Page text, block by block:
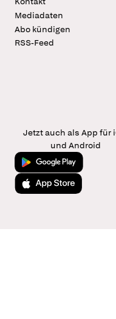
Mediadaten
Abo kündigen
RSS-Feed
Jetzt auch als App für
und Android
Jetzt bei Google Play
Laden im App Store